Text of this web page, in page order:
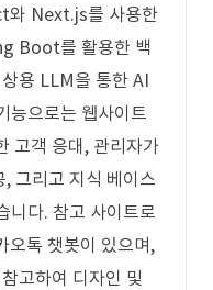
와 Next.js를 사용한
Boot를 활용한 백
용 LLM을 통한 AI
능으로는 웹사이트
고객 응대, 관리자가
그리고 지식 베이스
니다. 참고 사이트로
오톡 챗봇이 있으며,
고하여 디자인 및